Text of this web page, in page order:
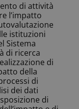
di attività
l’impatto
istituzioni
Sistema
di ricerca
di
della
di
dei dati
di